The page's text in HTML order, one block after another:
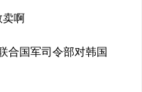
啊
合国军司令部对韩国